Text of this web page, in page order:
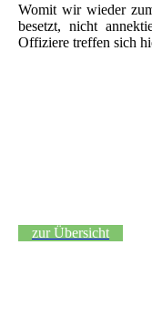
Womit wir wieder
besetzt, nicht
Offiziere treffen sich
zur Übersicht